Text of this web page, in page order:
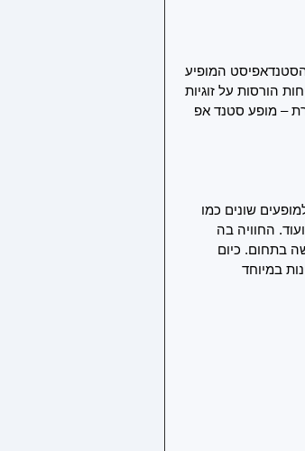
המופיע
הורסות על זוגיות
– מופע סטנד אפ
שונים כמו
החוויה בה
בתחום. כיום
במיוחד